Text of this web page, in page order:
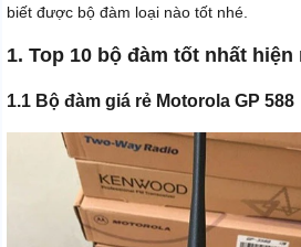
biết được bộ đàm loại nào tốt nhé.
1. Top 10 bộ đàm tốt nhất hiện
1.1 Bộ đàm giá rẻ Motorola GP 588